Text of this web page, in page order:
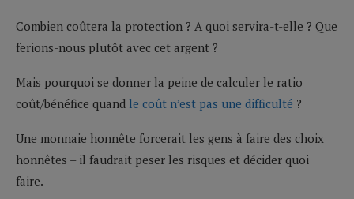
Combien coûtera la protection ? A quoi servira-t-elle ? Que
ferions-nous plutôt avec cet argent ?
Mais pourquoi se donner la peine de calculer le ratio
coût/bénéfice quand le coût n’est pas une difficulté ?
Une monnaie honnête forcerait les gens à faire des choix
honnêtes – il faudrait peser les risques et décider quoi
faire.